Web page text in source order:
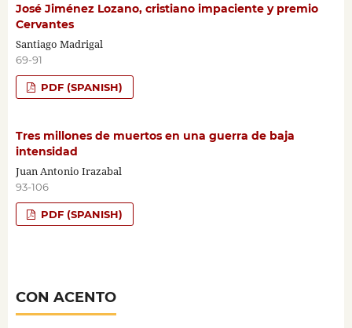
José Jiménez Lozano, cristiano impaciente y premio
Cervantes
Santiago Madrigal
69-91
PDF (SPANISH)
Tres millones de muertos en una guerra de baja
intensidad
Juan Antonio Irazabal
93-106
PDF (SPANISH)
CON ACENTO